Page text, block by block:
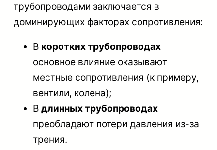
трубопроводами заключается в
доминирующих факторах сопротивления:
В коротких трубопроводах
основное влияние оказывают
местные сопротивления (к примеру,
вентили, колена);
В длинных трубопроводах
преобладают потери давления из-за
трения.